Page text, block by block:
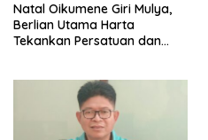
‎Natal Oikumene Giri Mulya,
Berlian Utama Harta
Tekankan Persatuan dan